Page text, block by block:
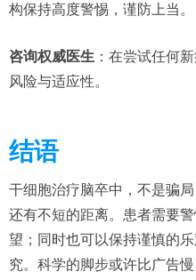
构保持高度警惕，谨防上当。
咨询权威医生 ：在尝试任何
风险与适应性。
结语
干细胞治疗脑卒中，不是骗
还有不短的距离。患者需要
望；同时也可以保持谨慎的
究。科学的脚步或许比广告